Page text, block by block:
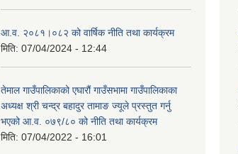
आ.व. २०८१।०८२ को वार्षिक नीति तथा कार्यक्रम
मिति: 07/04/2024 - 12:44
तेमाल गाउँपालिकाको एघारौं गाउँसभामा गाउँपालिकाका
अध्यक्ष श्री चन्द्र बहादुर तामाङ ज्यूले प्रस्तुत गर्नु
भएको आ.व. ०७९/८० को नीति तथा कार्यक्रम
मिति: 07/04/2022 - 16:01